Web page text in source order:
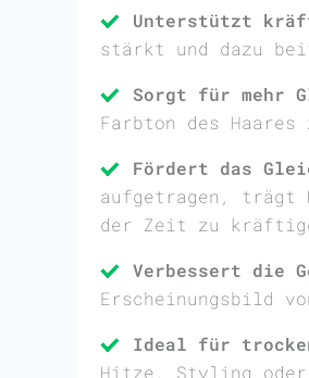
Unterstützt
stärkt und dazu
Sorgt für mehr
Farbton des
Fördert das
aufgetragen, trägt
der Zeit zu
Verbessert die
Erscheinungsbild
Ideal für
Hitze, Styling